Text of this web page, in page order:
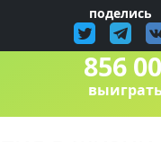
поделись
856